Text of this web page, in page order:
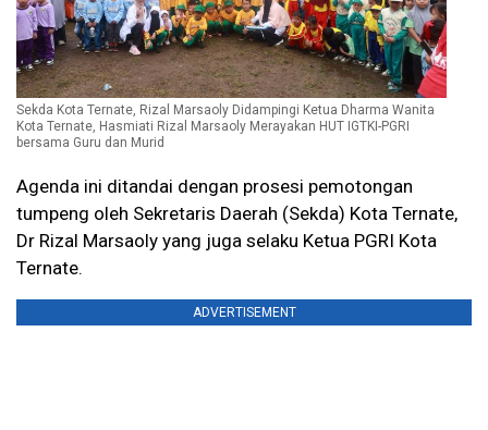
Sekda Kota Ternate, Rizal Marsaoly Didampingi Ketua Dharma Wanita
Kota Ternate, Hasmiati Rizal Marsaoly Merayakan HUT IGTKI-PGRI
bersama Guru dan Murid
Agenda ini ditandai dengan prosesi pemotongan
tumpeng oleh Sekretaris Daerah (Sekda) Kota Ternate,
Dr Rizal Marsaoly yang juga selaku Ketua PGRI Kota
Ternate.
ADVERTISEMENT